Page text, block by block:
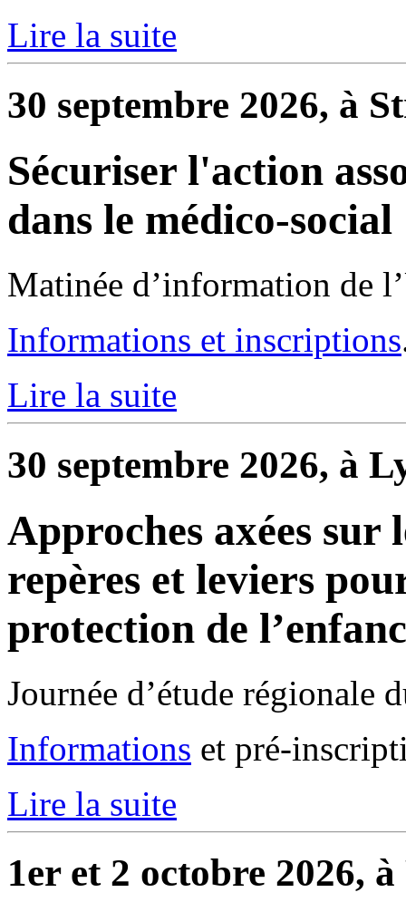
Lire la suite
30 septembre 2026, à
Sécuriser l'action
dans le médico-social
Matinée d’information de
Informations et inscriptions
Lire la suite
30 septembre 2026, à
Approches axées
repères et leviers
protection de
Journée d’étude régionale
Informations et pré-
Lire la suite
1er et 2 octobre 2026,